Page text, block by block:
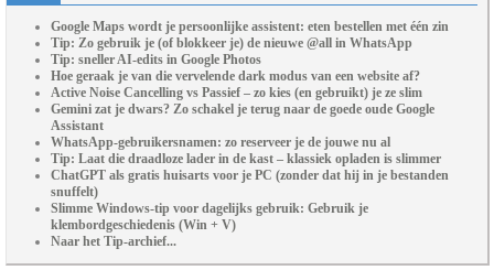
Google Maps wordt je persoonlijke assistent: eten bestellen met één zin
Tip: Zo gebruik je (of blokkeer je) de nieuwe @all in WhatsApp
Tip: sneller AI-edits in Google Photos
Hoe geraak je van die vervelende dark modus van een website af?
Active Noise Cancelling vs Passief – zo kies (en gebruikt) je ze slim
Gemini zat je dwars? Zo schakel je terug naar de goede oude Google
Assistant
WhatsApp-gebruikersnamen: zo reserveer je de jouwe nu al
Tip: Laat die draadloze lader in de kast – klassiek opladen is slimmer
ChatGPT als gratis huisarts voor je PC (zonder dat hij in je bestanden
snuffelt)
Slimme Windows-tip voor dagelijks gebruik: Gebruik je
klembordgeschiedenis (Win + V)
Naar het Tip-archief...